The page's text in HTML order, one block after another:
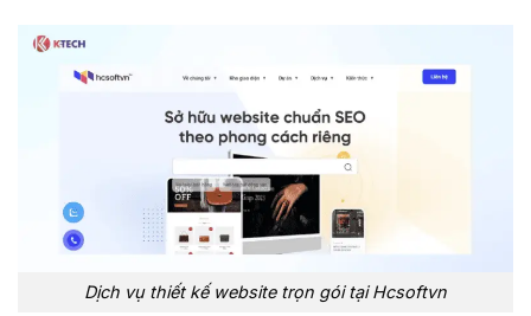
Dịch vụ thiết kế website trọn gói tại Hcsoftvn